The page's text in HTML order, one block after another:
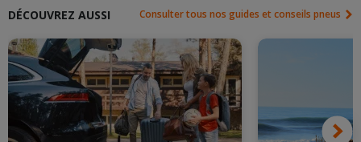
DÉCOUVREZ AUSSI Consulter tous nos guides et conseils pneus